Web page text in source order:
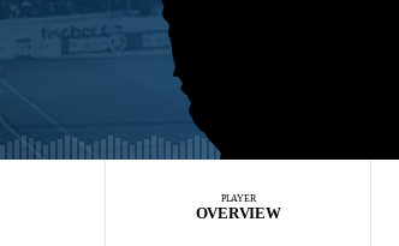
PLAYER
OVERVIEW